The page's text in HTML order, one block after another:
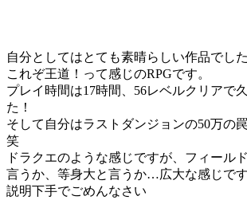
自分としてはとても素晴らしい作品でした
これぞ王道！って感じのRPGです。
プレイ時間は17時間、56レベルクリアで
た！
そして自分はラストダンジョンの50万の
笑
ドラクエのような感じですが、フィール
言うか、等身大と言うか…広大な感じで
説明下手でごめんなさい